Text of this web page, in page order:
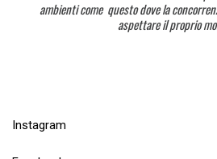
ambienti come questo dove la
aspettare il proprio
Instagram